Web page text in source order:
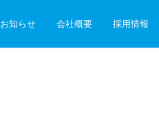
お知らせ 会社概要 採用情報